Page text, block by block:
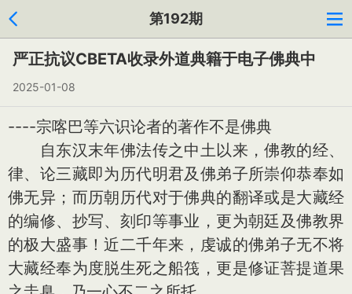
第192期
严正抗议CBETA收录外道典籍于电子佛典中
2025-01-08
----宗喀巴等六识论者的著作不是佛典
自东汉末年佛法传之中土以来，佛教的经、
律、论三藏即为历代明君及佛弟子所崇仰恭奉如
佛无异；而历朝历代对于佛典的翻译或是大藏经
的编修、抄写、刻印等事业，更为朝廷及佛教界
的极大盛事！近二千年来，虔诚的佛弟子无不将
大藏经奉为度脱生死之船筏，更是修证菩提道果